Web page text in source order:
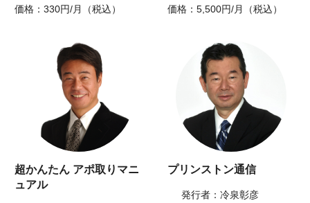
価格：330円/月（税込）
価格：5,500円/月（税込）
超かんたん アポ取りマニ
ュアル
プリンストン通信
発行者：冷泉彰彦